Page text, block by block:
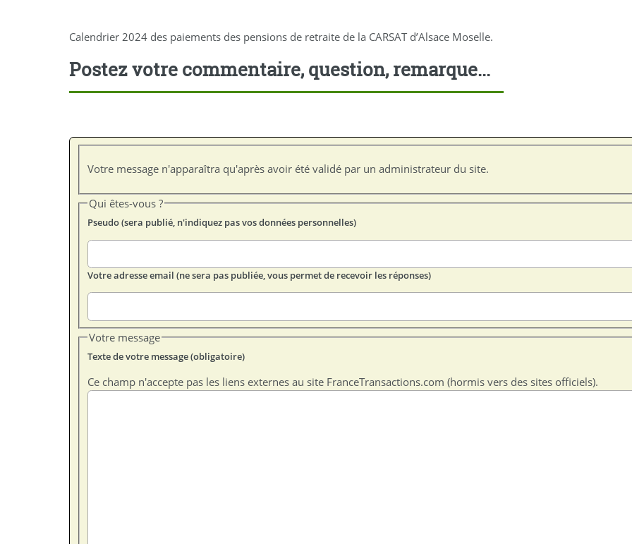
Calendrier 2024 des paiements des pensions de retraite de la CARSAT d’Alsace Moselle.
Postez votre commentaire, question, remarque...
Votre message n'apparaîtra qu'après avoir été validé par un administrateur du site.
Qui êtes-vous ?
Pseudo (sera publié, n'indiquez pas vos données personnelles)
Votre adresse email (ne sera pas publiée, vous permet de recevoir les réponses)
Votre message
Texte de votre message (obligatoire)
Ce champ n'accepte pas les liens externes au site FranceTransactions.com (hormis vers des sites officiels).